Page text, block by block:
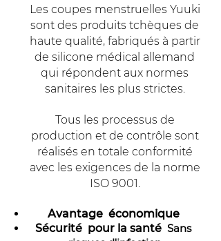
Les coupes menstruelles Yuuki
sont des produits tchèques de
haute qualité, fabriqués à partir
de silicone médical allemand
qui répondent aux normes
sanitaires les plus strictes.
Tous les processus de
production et de contrôle sont
réalisés en totale conformité
avec les exigences de la norme
ISO 9001.
Avantage économique
Sécurité pour la santé Sans